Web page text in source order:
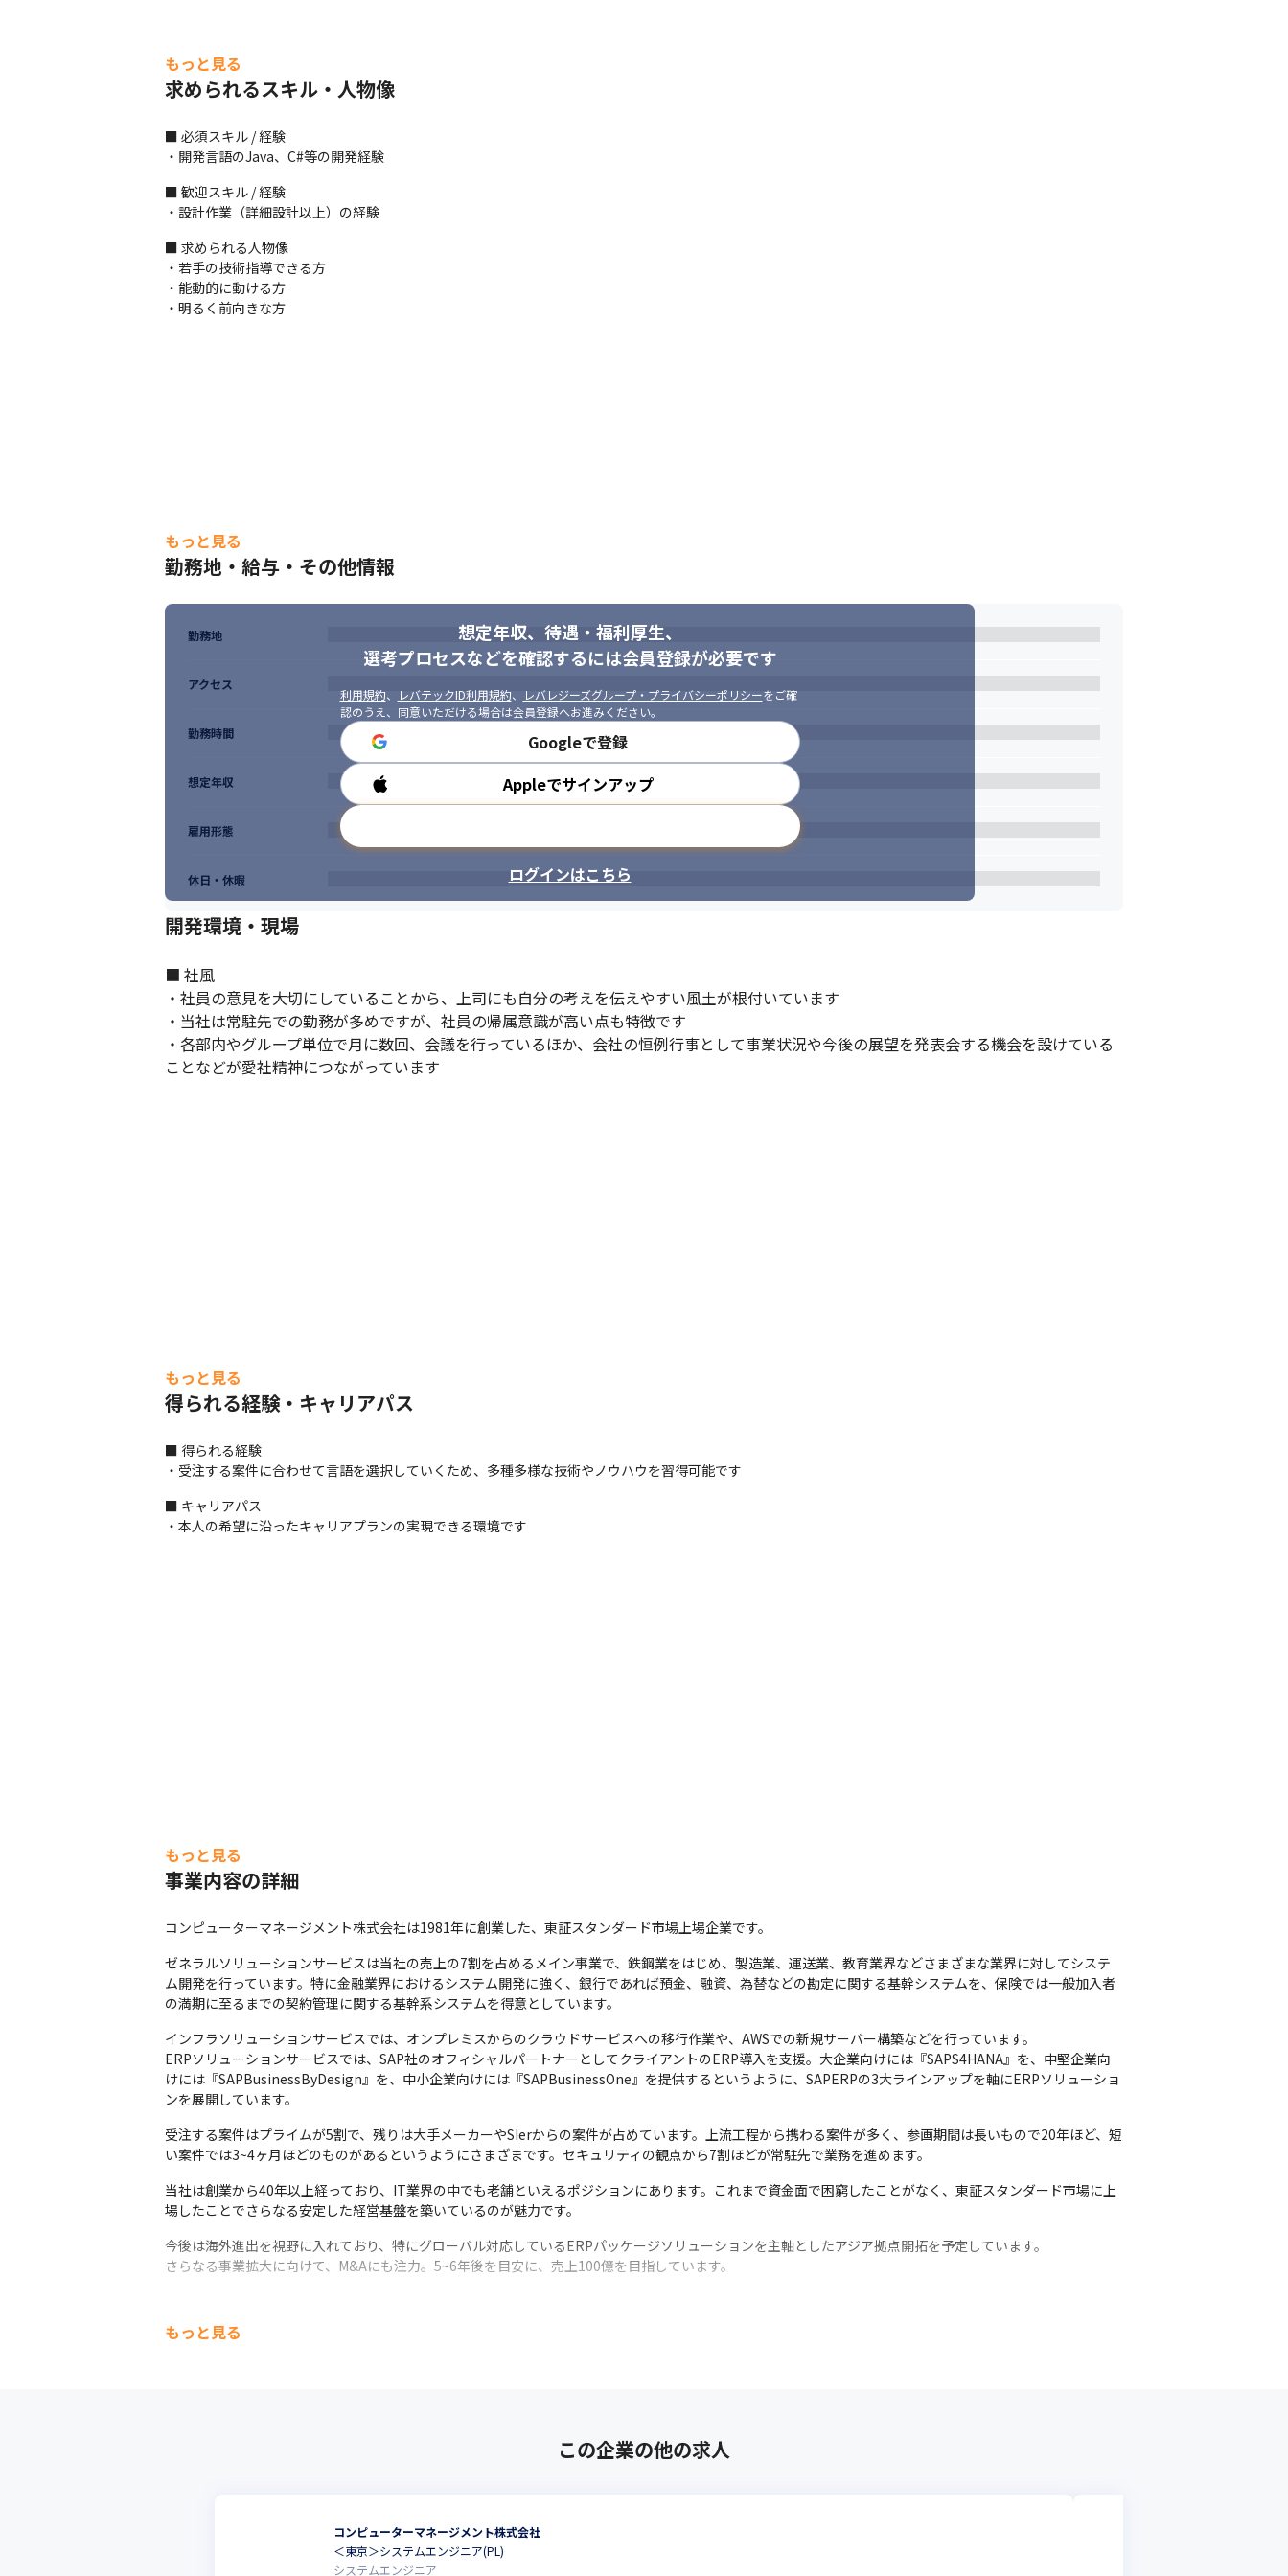
もっと見る
求められるスキル・人物像
■ 必須スキル / 経験
・開発言語のJava、C#等の開発経験
■ 歓迎スキル / 経験
・設計作業（詳細設計以上）の経験
■ 求められる人物像
・若手の技術指導できる方
・能動的に動ける方
・明るく前向きな方
もっと見る
勤務地・給与・その他情報
想定年収、待遇・福利厚生、
選考プロセスなどを確認するには会員登録が必要です
利用規約、 レバテックID利用規約、 レバレジーズグループ・プライバシーポリシーをご確
認のうえ、同意いただける場合は会員登録へお進みください。
Googleで登録
Appleでサインアップ
ログインはこちら
勤務地
アクセス
勤務時間
想定年収
雇用形態
休日・休暇
開発環境・現場
■ 社風
・社員の意見を大切にしていることから、上司にも自分の考えを伝えやすい風土が根付いています
・当社は常駐先での勤務が多めですが、社員の帰属意識が高い点も特徴です
・各部内やグループ単位で月に数回、会議を行っているほか、会社の恒例行事として事業状況や今後の展望を発表会する機会を設けている
ことなどが愛社精神につながっています
もっと見る
得られる経験・キャリアパス
■ 得られる経験
・受注する案件に合わせて言語を選択していくため、多種多様な技術やノウハウを習得可能です
■ キャリアパス
・本人の希望に沿ったキャリアプランの実現できる環境です
もっと見る
事業内容の詳細
コンピューターマネージメント株式会社は1981年に創業した、東証スタンダード市場上場企業です。
ゼネラルソリューションサービスは当社の売上の7割を占めるメイン事業で、鉄鋼業をはじめ、製造業、運送業、教育業界などさまざまな業界に対してシステ
ム開発を行っています。特に金融業界におけるシステム開発に強く、銀行であれば預金、融資、為替などの勘定に関する基幹システムを、保険では一般加入者
の満期に至るまでの契約管理に関する基幹系システムを得意としています。
インフラソリューションサービスでは、オンプレミスからのクラウドサービスへの移行作業や、AWSでの新規サーバー構築などを行っています。
ERPソリューションサービスでは、SAP社のオフィシャルパートナーとしてクライアントのERP導入を支援。大企業向けには『SAPS4HANA』を、中堅企業向
けには『SAPBusinessByDesign』を、中小企業向けには『SAPBusinessOne』を提供するというように、SAPERPの3大ラインアップを軸にERPソリューショ
ンを展開しています。
受注する案件はプライムが5割で、残りは大手メーカーやSIerからの案件が占めています。上流工程から携わる案件が多く、参画期間は長いもので20年ほど、短
い案件では3~4ヶ月ほどのものがあるというようにさまざまです。セキュリティの観点から7割ほどが常駐先で業務を進めます。
当社は創業から40年以上経っており、IT業界の中でも老舗といえるポジションにあります。これまで資金面で困窮したことがなく、東証スタンダード市場に上
場したことでさらなる安定した経営基盤を築いているのが魅力です。
今後は海外進出を視野に入れており、特にグローバル対応しているERPパッケージソリューションを主軸としたアジア拠点開拓を予定しています。
さらなる事業拡大に向けて、M&Aにも注力。5~6年後を目安に、売上100億を目指しています。
もっと見る
この企業の他の求人
コンピューターマネージメント株式会社
＜東京＞システムエンジニア(PL)
システムエンジニア